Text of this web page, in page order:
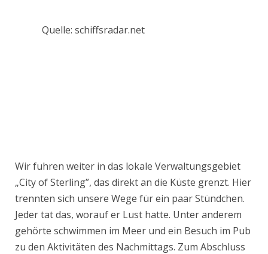
Quelle: schiffsradar.net
Wir fuhren weiter in das lokale Verwaltungsgebiet
„City of Sterling”, das direkt an die Küste grenzt. Hier
trennten sich unsere Wege für ein paar Stündchen.
Jeder tat das, worauf er Lust hatte. Unter anderem
gehörte schwimmen im Meer und ein Besuch im Pub
zu den Aktivitäten des Nachmittags. Zum Abschluss